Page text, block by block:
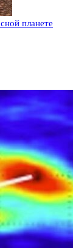
планете